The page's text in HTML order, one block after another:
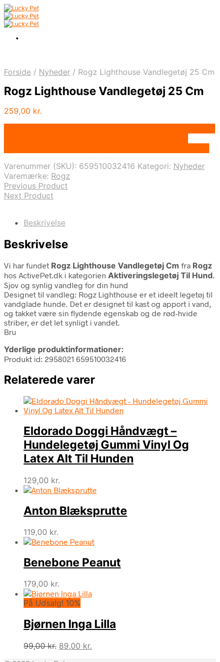
Forside / Nyheder / Rogz Lighthouse Vandlegetøj 25 Cm
Rogz Lighthouse Vandlegetøj 25 Cm
259,00 kr.
Varenummer (SKU): 659510032416 Kategori: Nyheder
Varemærke: Rogz
Previous Product
Next Product
Beskrivelse
Beskrivelse
Vi har fundet Rogz Lighthouse Vandlegetøj Cm fra Rogz
hos ActivePet.dk i kategorien Aktiveringslegetøj Til Hund.
Sjov og synlig vandleg for din hund
Designet til vandleg: Rogz Lighthouse er et ideelt legetøj til
vandglade hunde. Det er designet til kast og apport i vand,
og takket være sin flydende egenskab og de rød-hvide
striber, er det let synligt i vandet.
Bru
Yderlige produktinformationer:
Produkt id: 2958021 659510032416
Relaterede varer
Eldorado Doggi Håndvægt –
Hundelegetøj Gummi Vinyl Og
Latex Alt Til Hunden
129,00 kr.
Anton Blæksprutte
119,00 kr.
Benebone Peanut
179,00 kr.
På Udsalg! 10%
Bjørnen Inga Lilla
99,00kr. Den
89,00 kr.